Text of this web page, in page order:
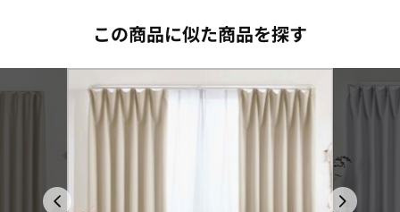
この商品に似た商品を探す